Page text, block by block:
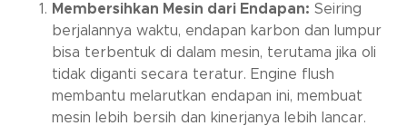
Membersihkan Mesin dari Endapan: Seiring
berjalannya waktu, endapan karbon dan lumpur
bisa terbentuk di dalam mesin, terutama jika oli
tidak diganti secara teratur. Engine flush
membantu melarutkan endapan ini, membuat
mesin lebih bersih dan kinerjanya lebih lancar.